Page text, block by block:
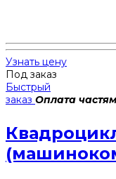
Узнать цену
Под заказ
Быстрый
заказ Оплата